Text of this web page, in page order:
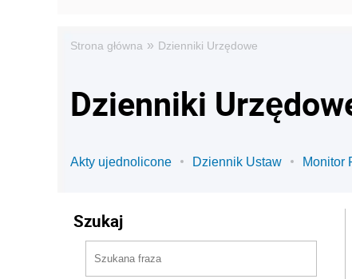
Strona główna » Dzienniki Urzędowe
Dzienniki
Akty ujednolicone Dziennik Ustaw Monitor
Szukaj